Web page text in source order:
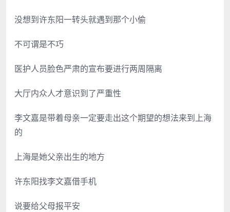
没想到许东阳一转头就遇到那个小偷
不可谓是不巧
医护人员脸色严肃的宣布要进行两周隔离
大厅内众人才意识到了严重性
李文嘉是带着母亲一定要走出这个期望的想法来到上海
的
上海是她父亲出生的地方
许东阳找李文嘉借手机
说要给父母报平安